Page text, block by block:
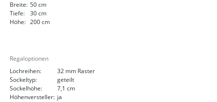
Breite: 50 cm
Tiefe:
30 cm
Höhe: 200 cm
Regaloptionen
Lochreihen:
32 mm Raster
Sockeltyp:
geteilt
Sockelhöhe:
7,1 cm
Höhenversteller: ja